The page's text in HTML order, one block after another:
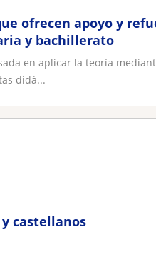
ofrecen apoyo y
y bachillerato
en aplicar la teoría
didá...
castellanos